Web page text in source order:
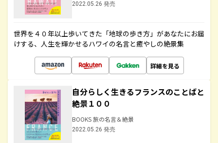
2022.05.26 発売
世界を４０年以上歩いてきた「地球の歩き方」があなたにお届
けする、人生を輝かせるハワイの名言と癒やしの絶景集
詳細を見る
自分らしく生きるフランスのことばと
絶景１００
BOOKS 旅の名言＆絶景
2022.05.26 発売